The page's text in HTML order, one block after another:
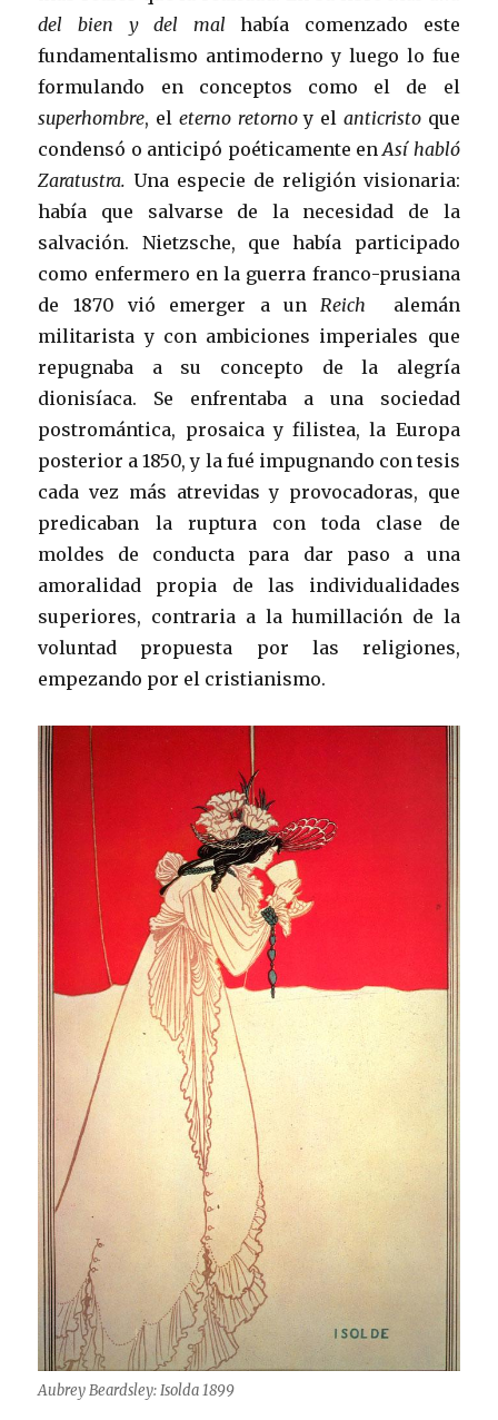
del bien y del malhabía comenzado este
fundamentalismo antimoderno y luego lo fue
formulando en conceptos como el de
el
superhombre, el eterno retornoy el anticristo que
condensó o anticipó poéticamente enAsí habló
Zaratustra. Una especie de religión visionaria:
había que salvarse de la necesidad de la
salvación. Nietzsche, que había participado
como enfermero en la guerra franco-prusiana
de 1870 vió emerger a unReich alemán
militarista y con ambiciones imperiales que
repugnaba a su concepto de la alegría
dionisíaca. Se enfrentaba a una sociedad
postromántica, prosaica y filistea, la Europa
posterior a 1850, y la fué impugnando con tesis
cada vez más atrevidas y provocadoras, que
predicaban la ruptura con toda clase de
moldes de conducta para dar paso a una
amoralidad propia de las individualidades
superiores, contraria a la humillación de la
voluntad propuesta por las religiones,
empezando por el cristianismo.
Aubrey Beardsley: Isolda 1899